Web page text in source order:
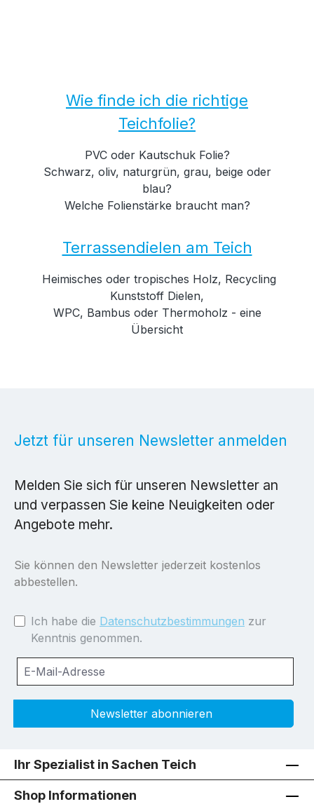
Wie finde ich die richtige
Teichfolie?
PVC oder Kautschuk Folie?
Schwarz, oliv, naturgrün, grau, beige oder
blau?
Welche Folienstärke braucht man?
Terrassendielen am Teich
Heimisches oder tropisches Holz, Recycling
Kunststoff Dielen,
WPC, Bambus oder Thermoholz - eine
Übersicht
Jetzt für unseren Newsletter anmelden
Melden Sie sich für unseren Newsletter an
und verpassen Sie keine Neuigkeiten oder
Angebote mehr.
Sie können den Newsletter jederzeit kostenlos
abbestellen.
Ich habe die Datenschutzbestimmungen zur
Kenntnis genommen.
Newsletter abonnieren
Ihr Spezialist in Sachen Teich
Shop Informationen